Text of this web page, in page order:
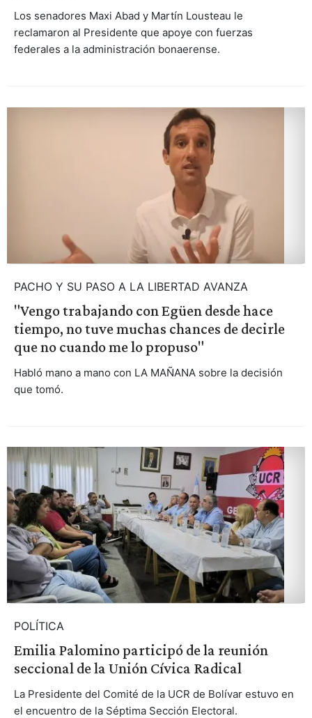
Los senadores Maxi Abad y Martín Lousteau le
reclamaron al Presidente que apoye con fuerzas
federales a la administración bonaerense.
PACHO Y SU PASO A LA LIBERTAD AVANZA
"Vengo trabajando con Egüen desde hace
tiempo, no tuve muchas chances de decirle
que no cuando me lo propuso"
Habló mano a mano con LA MAÑANA sobre la decisión
que tomó.
POLÍTICA
Emilia Palomino participó de la reunión
seccional de la Unión Cívica Radical
La Presidente del Comité de la UCR de Bolívar estuvo en
el encuentro de la Séptima Sección Electoral.